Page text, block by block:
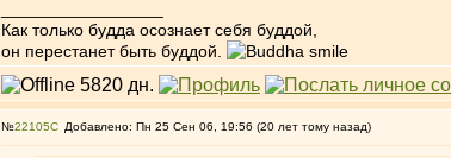
Как только будда осознает себя буддой,
он перестанет быть буддой.
№22105 Добавлено: Пн 25 Сен 06, 19:56 (20 лет тому назад)